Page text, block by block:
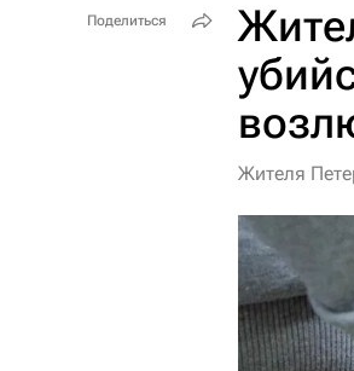
Жителя
Поделиться